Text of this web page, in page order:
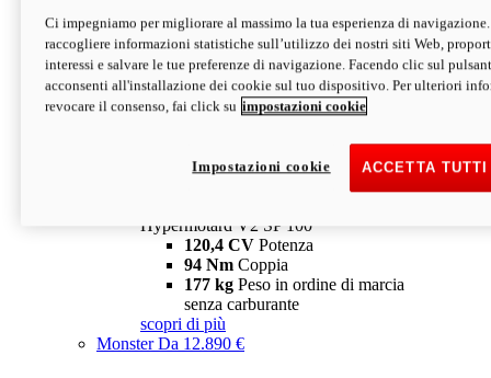
Hypermotard V2 SP
120,4 CVPotenza
94 NmCoppia
177 kgPeso in ordine di marcia
senza carburante
Depotenziata 35 kW: 18.890 € i
configura scopri di più
Hypermotard V2 SP 100
120,4 CV Potenza
94 Nm Coppia
177 kg Peso in ordine di marcia
senza carburante
scopri di più
MonsterDa 12.890 €
Ci impegniamo per migliorare al massimo la tua esperienza di
raccogliere informazioni statistiche sull’utilizzo dei nostri siti Web,
interessi e salvare le tue preferenze di navigazione. Facendo clic sul
acconsenti all'installazione dei cookie sul tuo dispositivo. Per ulteriori
revocare il consenso, fai click su impostazioni cookie
ACCETTA
Impostazioni cookie